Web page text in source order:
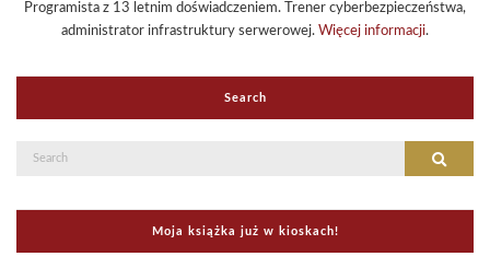
Programista z 13 letnim doświadczeniem. Trener cyberbezpieczeństwa,
administrator infrastruktury serwerowej. Więcej informacji.
Search
Search
Moja książka już w kioskach!